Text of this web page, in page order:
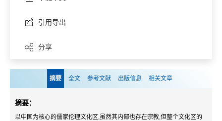
引用导出
分享
摘要 全文 参考文献 出版信息 相关文章
摘要：
以中国为核心的儒家伦理文化区,虽然其内部也存在宗教,但整个文化区的